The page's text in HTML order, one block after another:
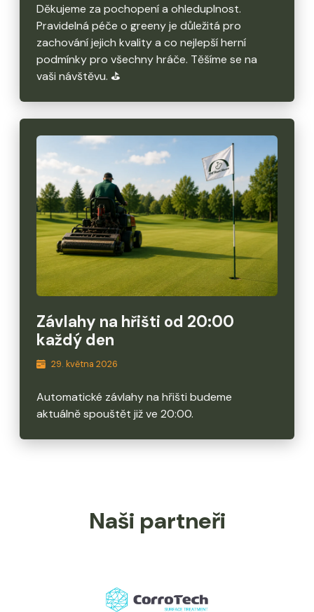
Děkujeme za pochopení a ohleduplnost.
Pravidelná péče o greeny je důležitá pro
zachování jejich kvality a co nejlepší herní
podmínky pro všechny hráče. Těšíme se na
vaši návštěvu. ⛳️
Závlahy na hřišti od 20:00
každý den
29. května 2026
Automatické závlahy na hřišti budeme
aktuálně spouštět již ve 20:00.
Naši partneři